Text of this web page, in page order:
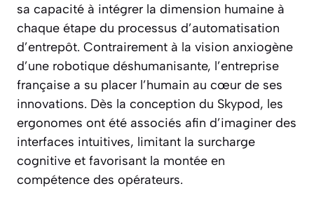
sa capacité à intégrer la dimension humaine à
chaque étape du processus d’automatisation
d’entrepôt. Contrairement à la vision anxiogène
d’une robotique déshumanisante, l’entreprise
française a su placer l’humain au cœur de ses
innovations. Dès la conception du Skypod, les
ergonomes ont été associés afin d’imaginer des
interfaces intuitives, limitant la surcharge
cognitive et favorisant la montée en
compétence des opérateurs.